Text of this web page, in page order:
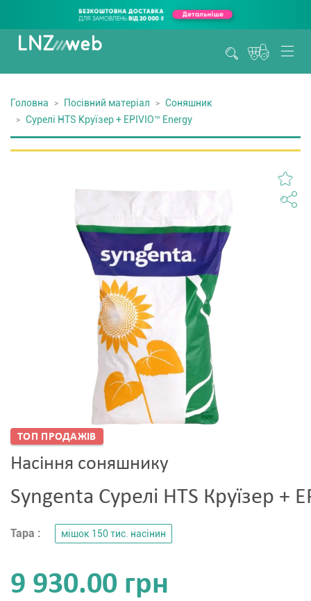
Головна Посівний матеріал
Соняшник
Сурелі HTS Круїзер + EPIVIO™ Energy
ТОП ПРОДАЖIВ
Насіння соняшнику
Syngenta Сурелі HTS Круїзер +
Тара : мішок 150 тис. насінин
9 930.00 грн